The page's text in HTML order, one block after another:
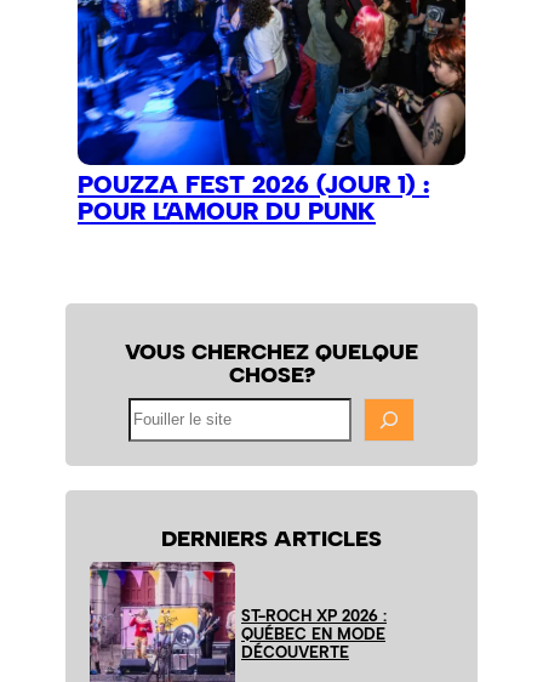
POUZZA FEST 2026 (JOUR 1) :
POUR L’AMOUR DU PUNK
VOUS CHERCHEZ QUELQUE
CHOSE?
DERNIERS ARTICLES
ST-ROCH XP 2026 :
QUÉBEC EN MODE
DÉCOUVERTE